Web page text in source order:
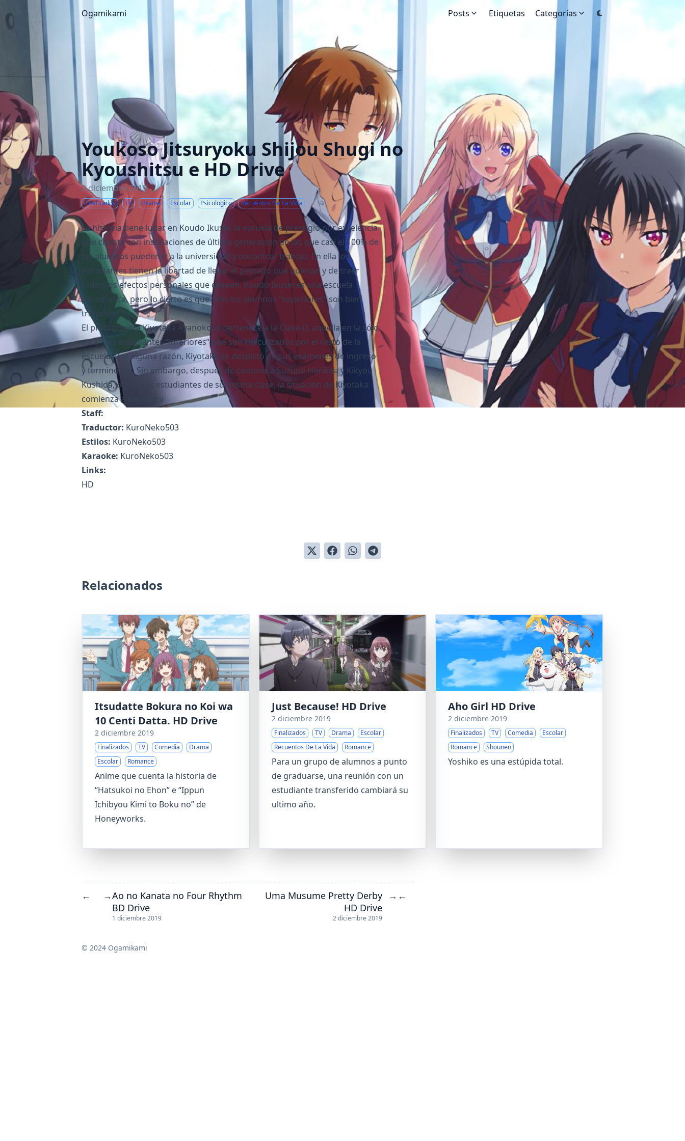
Ogamikami Posts Etiquetas Categorías
Youkoso Jitsuryoku Shijou Shugi no
Kyoushitsu e HD Drive
2 diciembre 2019
Finalizados TV Drama Escolar Psicologico Recuentos De La Vida
La historia tiene lugar en Koudo Ikusei, la escuela de prestigio por excelencia
que cuenta con instalaciones de última generación en las que casi el 100% de
los alumnos pueden ir a la universidad y encontrar trabajo. En ella los
estudiantes tienen la libertad de llevar el peinado que quieran y de traer
todos los efectos personales que deseen. Koudo Ikusei es una escuela
paradisíaca, pero lo cierto es que sólo los alumnos “superiores” son bien
tratados.
El protagonista Kiyotaka Ayanokouji pertenece a la Clase-D, aquella en la sólo
están los estudiantes “inferiores” que son ridiculizados por el resto de la
escuela. Por alguna razón, Kiyotaka se despistó en sus exámenes de ingreso
y terminó ahí. Sin embargo, después de conocer a Suzune Horikita y Kikyou
Kushida, otros dos estudiantes de su misma clase, la situación de Kiyotaka
comienza a cambiar.v
Staff:
Traductor: KuroNeko503
Estilos: KuroNeko503
Karaoke: KuroNeko503
Links:
HD
Relacionados
Itsudatte Bokura no Koi wa
10 Centi Datta. HD Drive
2 diciembre 2019
Finalizados TV Comedia
Drama
Escolar
Romance
Anime que cuenta la historia de
“Hatsukoi no Ehon” e “Ippun
Ichibyou Kimi to Boku no” de
Honeyworks.
Just Because! HD Drive
2 diciembre 2019
Finalizados TV Drama
Escolar
Recuentos De La Vida
Romance
Para un grupo de alumnos a punto
de graduarse, una reunión con un
estudiante transferido cambiará su
ultimo año.
Aho Girl HD Drive
2 diciembre 2019
Finalizados TV Comedia
Escolar
Romance
Shounen
Yoshiko es una estúpida total.
← →Ao no Kanata no Four Rhythm
BD Drive
1 diciembre 2019
Uma Musume Pretty Derby
HD Drive
2 diciembre 2019
→ ←
© 2024 Ogamikami